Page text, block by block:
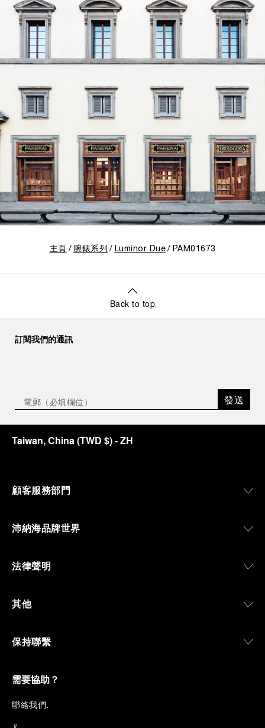
主頁 腕錶系列 Luminor Due PAM01673
Back to top
訂閱我們的通訊
發送
Taiwan, China(TWD $)- ZH
顧客服務部門
沛納海品牌世界
法律聲明
其他
保持聯繫
需要協助？
聯絡我們.